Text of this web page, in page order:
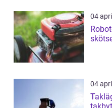
04
04